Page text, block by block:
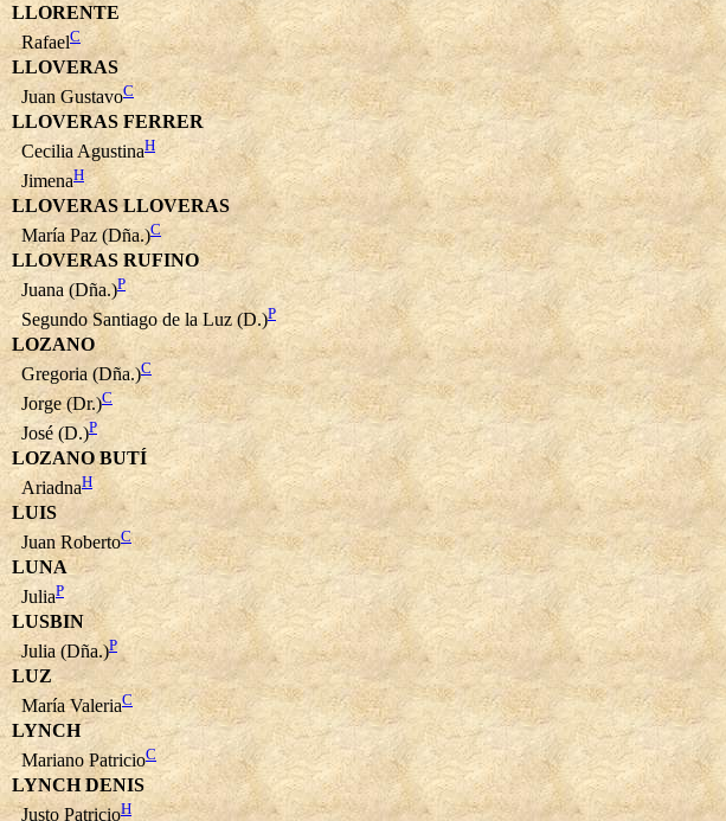
LLORENTE
RafaelC
LLOVERAS
Juan GustavoC
LLOVERAS FERRER
Cecilia AgustinaH
JimenaH
LLOVERAS LLOVERAS
María Paz (Dña.)C
LLOVERAS RUFINO
Juana (Dña.)P
Segundo Santiago de la Luz (D.)P
LOZANO
Gregoria (Dña.)C
Jorge (Dr.)C
José (D.)P
LOZANO BUTÍ
AriadnaH
LUIS
Juan RobertoC
LUNA
JuliaP
LUSBIN
Julia (Dña.)P
LUZ
María ValeriaC
LYNCH
Mariano PatricioC
LYNCH DENIS
Justo PatricioH